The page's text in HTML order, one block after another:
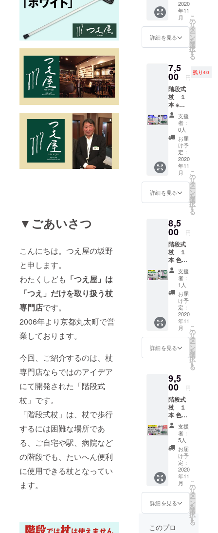
▼ごあいさつ
こんにちは。つえ屋の坂野
と申します。
わたくしども 「つえ屋」は
「つえ」だけを取り扱う杖
専門店です。
2006年より京都丸太町で営
業しております。
今回、ご紹介するのは、杖
専門店ならではのアイデア
にて開発された「階段式
杖」です。
「階段式杖」は、杖で歩行
するには困難な場所であ
る、ご自宅や駅、病院など
の階段でも、たいへん便利
に使用できる杖となってい
ます。
アイデアを
もとに独自
の商品を自
現在では京
都市内に５
店舗、東
京、大阪で
直営店を運
営するほ
か、全国の
百貨店で催
事・ポップ
アップスト
アを展開し
ている。
らお送
りしま
す。 予
めご了
承くだ
さい。
2020
年11
月
詳細を見る
こ
の
リ
タ
ー
ン
を
選
択
す
る
7,5
00 円
残り40
階段式
杖 １
本 ※色
のご指
定はで
きませ
ん。 色
は６色
の中か
らお送
りしま
す。 予
めご了
承くだ
さい。
支援
者：
0人
お届
け予
定：
2020
年11
月
詳細を見る
こ
の
リ
タ
ー
ン
を
選
択
す
る
8,5
00 円
階段式
杖 １
本 色は
６色の
中から
お選び
いただ
けま
す。
支援
者：
1人
お届
け予
定：
2020
年11
月
詳細を見る
こ
の
リ
タ
ー
ン
を
選
択
す
る
9,5
00 円
階段式
杖 １
本 色は
６色の
中から
お選び
いただ
けま
す。 専
用替ゴ
ム（２
入）
１個
支援
者：
5人
お届
け予
定：
2020
年11
月
詳細を見る
こ
の
リ
タ
ー
ン
を
選
択
す
る
このプロ